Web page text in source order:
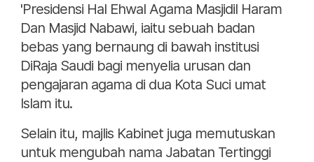
'Presidensi Hal Ehwal Agama Masjidil Haram
Dan Masjid Nabawi, iaitu sebuah badan
bebas yang bernaung di bawah institusi
DiRaja Saudi bagi menyelia urusan dan
pengajaran agama di dua Kota Suci umat
Islam itu.
Selain itu, majlis Kabinet juga memutuskan
untuk mengubah nama Jabatan Tertinggi